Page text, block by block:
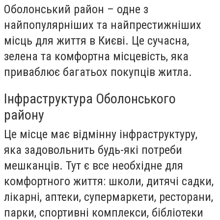
Оболонський район – одне з
найпопулярніших та найпрестижніших
місць для життя в Києві. Це сучасна,
зелена та комфортна місцевість, яка
приваблює багатьох покупців житла.
Інфраструктура Оболонського
району
Це місце має відмінну інфраструктуру,
яка задовольнить будь-які потреби
мешканців. Тут є все необхідне для
комфортного життя: школи, дитячі садки,
лікарні, аптеки, супермаркети, ресторани,
парки, спортивні комплекси, бібліотеки